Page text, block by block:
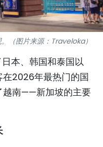
（图片来源：Traveloka）
本、韩国和泰国以
2026年最热门的国
越南——新加坡的主要